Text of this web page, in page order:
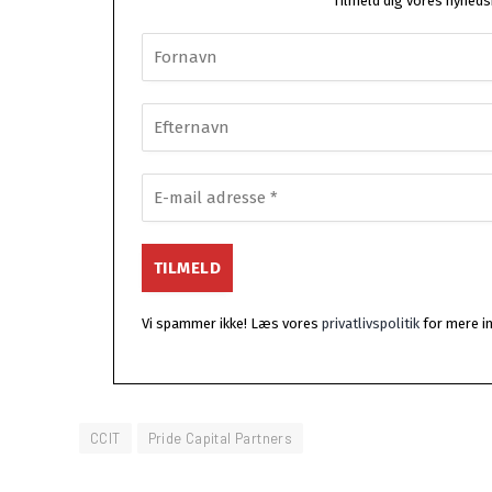
Vi spammer ikke! Læs vores privatlivspolitik for mere
CCIT Pride Capital Partners